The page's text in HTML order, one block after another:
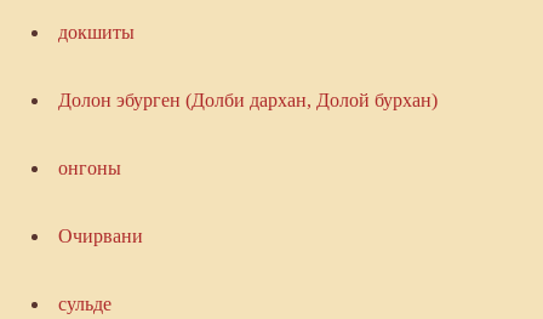
докшиты
Долон эбурген (Долби дархан, Долой бурхан)
онгоны
Очирвани
сульде